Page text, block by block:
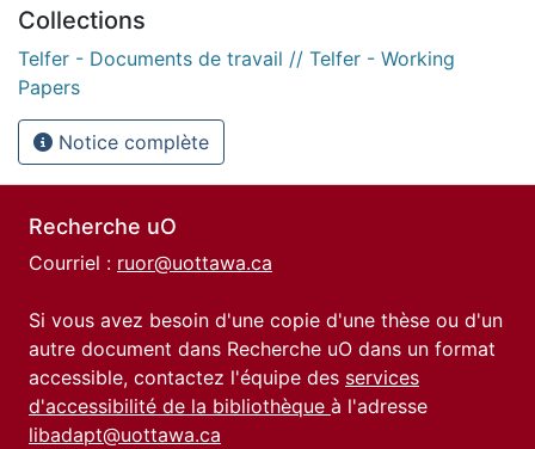
Collections
Telfer - Documents de travail // Telfer - Working
Papers
Notice complète
Recherche uO
Courriel : ruor@uottawa.ca
Si vous avez besoin d'une copie d'une thèse ou d'un
autre document dans Recherche uO dans un format
accessible, contactez l'équipe des services
d'accessibilité de la bibliothèque à l'adresse
libadapt@uottawa.ca